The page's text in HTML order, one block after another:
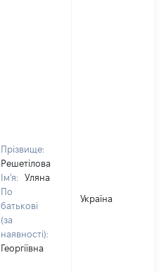
Прізвище:
Решетілова
Ім'я:
Уляна
По
батькові
(за
наявності):
Георгіївна
Україна